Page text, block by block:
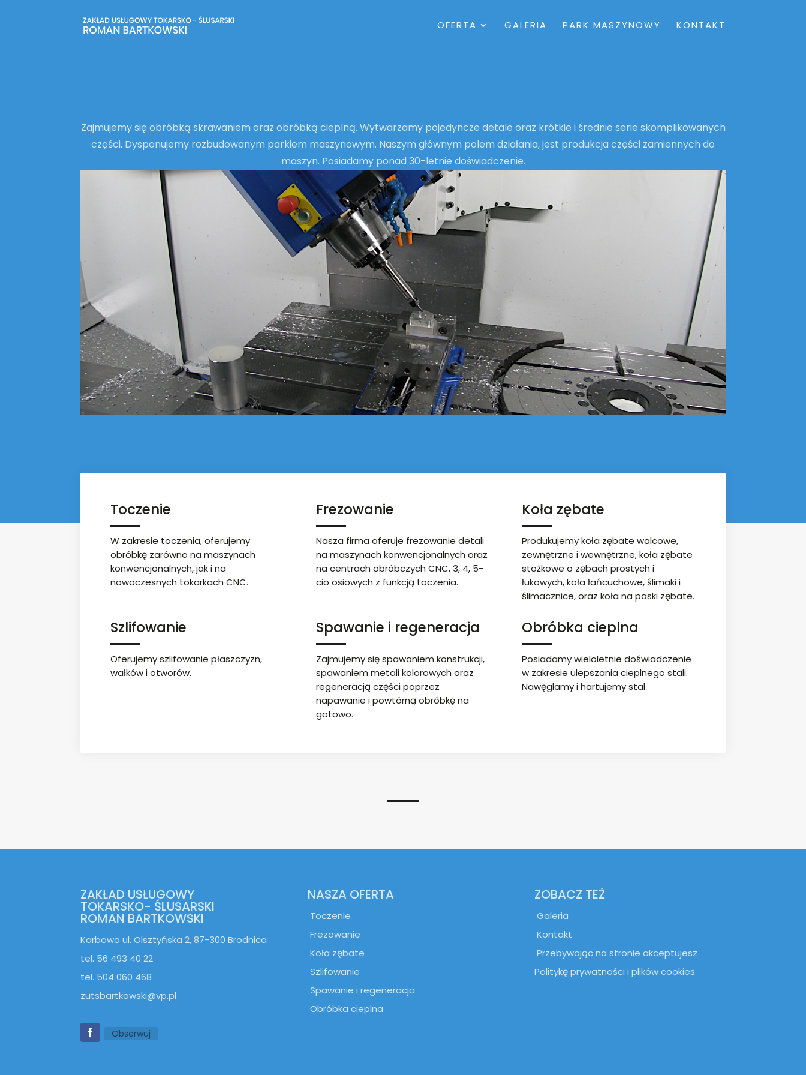
OFERTA GALERIA PARK MASZYNOWY KONTAKT
Zajmujemy się obróbką skrawaniem oraz obróbką cieplną. Wytwarzamy pojedyncze detale oraz krótkie i średnie serie skomplikowanych
części. Dysponujemy rozbudowanym parkiem maszynowym. Naszym głównym polem działania, jest produkcja części zamiennych do
maszyn. Posiadamy ponad 30-letnie doświadczenie.
Toczenie
W zakresie toczenia, oferujemy
obróbkę zarówno na maszynach
konwencjonalnych, jak i na
nowoczesnych tokarkach CNC.
Szlifowanie
Oferujemy szlifowanie płaszczyzn,
wałków i otworów.
Frezowanie
Nasza firma oferuje frezowanie detali
na maszynach konwencjonalnych oraz
na centrach obróbczych CNC, 3, 4, 5-
cio osiowych z funkcją toczenia.
Spawanie i regeneracja
Zajmujemy się spawaniem konstrukcji,
spawaniem metali kolorowych oraz
regeneracją części poprzez
napawanie i powtórną obróbkę na
gotowo.
Koła zębate
Produkujemy koła zębate walcowe,
zewnętrzne i wewnętrzne, koła zębate
stożkowe o zębach prostych i
łukowych, koła łańcuchowe, ślimaki i
ślimacznice, oraz koła na paski zębate.
Obróbka cieplna
Posiadamy wieloletnie doświadczenie
w zakresie ulepszania cieplnego stali.
Nawęglamy i hartujemy stal.
ZAKŁAD USŁUGOWY
TOKARSKO- ŚLUSARSKI
ROMAN BARTKOWSKI
Karbowo ul. Olsztyńska 2, 87-300 Brodnica
tel. 56 493 40 22
tel. 504 060 468
zutsbartkowski@vp.pl
Obserwuj
NASZA OFERTA
Toczenie
Frezowanie
Koła zębate
Szlifowanie
Spawanie i regeneracja
Obróbka cieplna
ZOBACZ TEŻ
Galeria
Kontakt
Przebywając na stronie akceptujesz
Politykę prywatności i plików cookies